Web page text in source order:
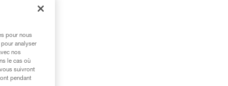
pour nous
analyser
nos
le cas où
suivront
pendant